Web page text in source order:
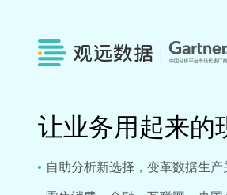
让业务用起来的
自助分析新选择，变革数据生